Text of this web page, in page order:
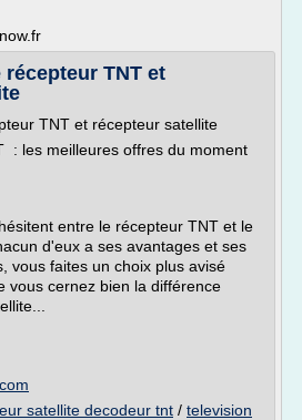
TNT et
TNT et récepteur satellite
: les meilleures offres du moment
entre le récepteur TNT et le
d'eux a ses avantages et ses
vous faites un choix plus avisé
vous cernez bien la différence
satellite decodeur tnt / television